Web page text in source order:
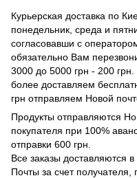
Курьерская доставка по
понедельник, среда и
согласовавши с
обязательно Вам
3000 до 5000 грн - 200
более доставляем
грн отправляем Новой
Продукты отправляются
покупателя при 100%
отправки 600 грн.
Все заказы доставляются
Почты за счет